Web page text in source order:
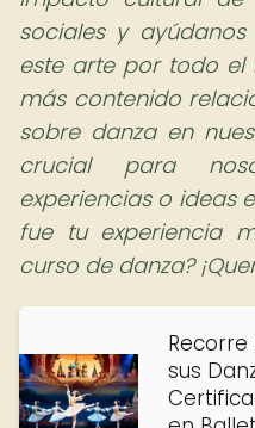
sociales y
este arte por todo el
más contenido
sobre danza en
crucial para
experiencias o ideas
fue tu experiencia
curso de danza?
Recorre
sus